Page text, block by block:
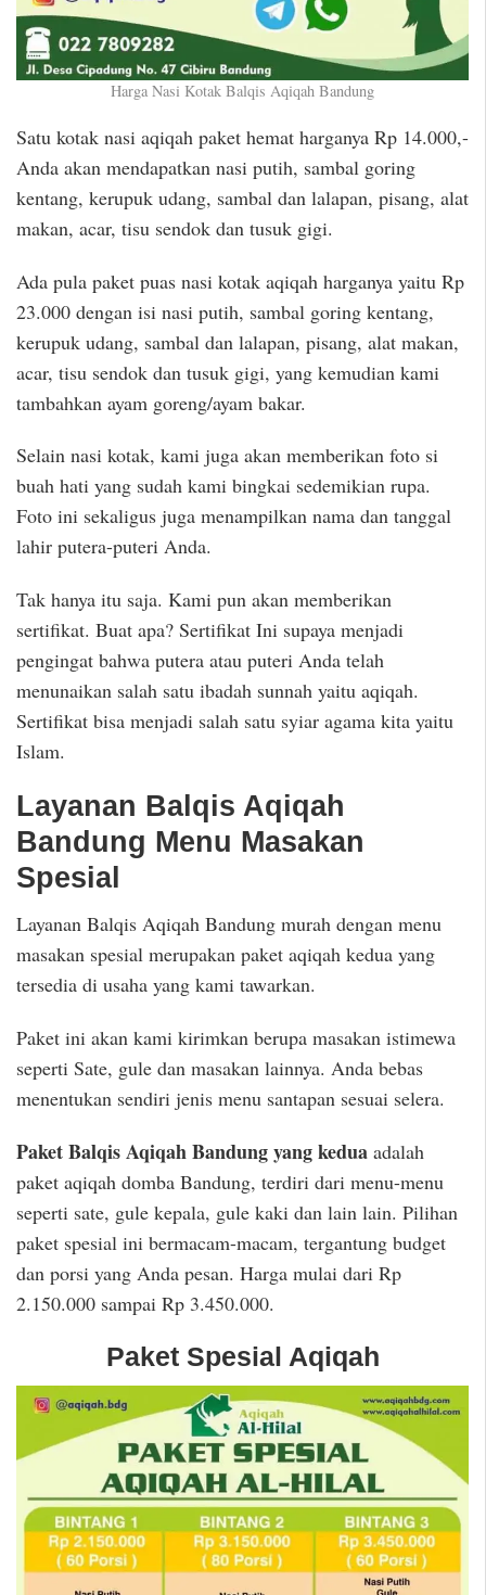
Harga Nasi Kotak Balqis Aqiqah Bandung
Satu kotak nasi aqiqah paket hemat harganya Rp 14.000,-
Anda akan mendapatkan nasi putih, sambal goring
kentang, kerupuk udang, sambal dan lalapan, pisang, alat
makan, acar, tisu sendok dan tusuk gigi.
Ada pula paket puas nasi kotak aqiqah harganya yaitu Rp
23.000 dengan isi nasi putih, sambal goring kentang,
kerupuk udang, sambal dan lalapan, pisang, alat makan,
acar, tisu sendok dan tusuk gigi, yang kemudian kami
tambahkan ayam goreng/ayam bakar.
Selain nasi kotak, kami juga akan memberikan foto si
buah hati yang sudah kami bingkai sedemikian rupa.
Foto ini sekaligus juga menampilkan nama dan tanggal
lahir putera-puteri Anda.
Tak hanya itu saja. Kami pun akan memberikan
sertifikat. Buat apa? Sertifikat Ini supaya menjadi
pengingat bahwa putera atau puteri Anda telah
menunaikan salah satu ibadah sunnah yaitu aqiqah.
Sertifikat bisa menjadi salah satu syiar agama kita yaitu
Islam.
Layanan Balqis Aqiqah
Bandung Menu Masakan
Spesial
Layanan Balqis Aqiqah Bandung murah dengan menu
masakan spesial merupakan paket aqiqah kedua yang
tersedia di usaha yang kami tawarkan.
Paket ini akan kami kirimkan berupa masakan istimewa
seperti Sate, gule dan masakan lainnya. Anda bebas
menentukan sendiri jenis menu santapan sesuai selera.
Paket Balqis Aqiqah Bandung yang kedua adalah
paket aqiqah domba Bandung, terdiri dari menu-menu
seperti sate, gule kepala, gule kaki dan lain lain. Pilihan
paket spesial ini bermacam-macam, tergantung budget
dan porsi yang Anda pesan. Harga mulai dari Rp
2.150.000 sampai Rp 3.450.000.
Paket Spesial Aqiqah